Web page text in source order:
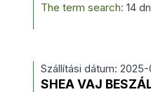
The term search: 14
Szállítási dátum:
SHEA VAJ